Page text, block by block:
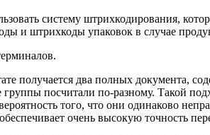
систему штрихкодирования,
и штрихкоды упаковок в случае
получается два полных документа,
посчитали по-разному. Такой
того, что они одинаково
очень высокую точность